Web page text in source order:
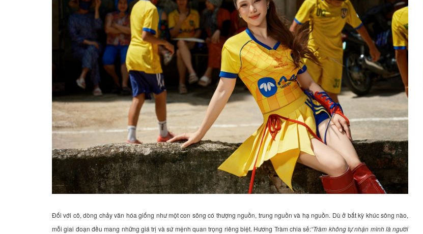
Đối với cô, dòng chảy văn hóa giống như một con sông có thượng nguồn, trung nguồn và hạ nguồn. Dù ở bất kỳ khúc sông nào,
mỗi giai đoạn đều mang những giá trị và sứ mệnh quan trọng riêng biệt. Hương Tràm chia sẻ:“Tràm không tự nhận mình là người